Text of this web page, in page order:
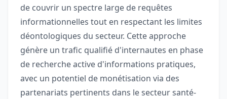
de couvrir un spectre large de requêtes
informationnelles tout en respectant les limites
déontologiques du secteur. Cette approche
génère un trafic qualifié d'internautes en phase
de recherche active d'informations pratiques,
avec un potentiel de monétisation via des
partenariats pertinents dans le secteur santé-